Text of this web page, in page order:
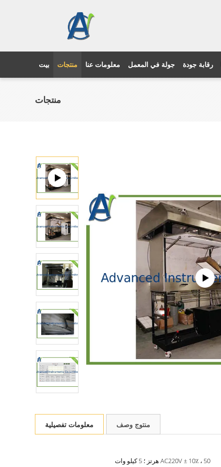
بيت منتجات معلومات عنا جولة في المعمل رقابة جودة
منتجات
معلومات تفصيلية منتوج وصف
AC220V ± 10٪ ، 50 هرتز ؛ 5 كيلو وات